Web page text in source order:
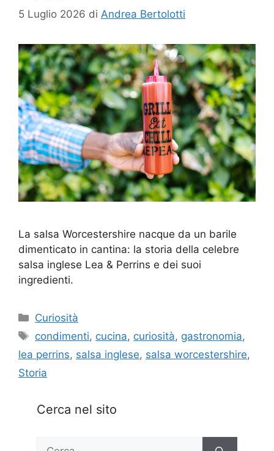
5 Luglio 2026 di Andrea Bertolotti
La salsa Worcestershire nacque da un barile
dimenticato in cantina: la storia della celebre
salsa inglese Lea & Perrins e dei suoi
ingredienti.
Categorie
Curiosità
Tag
condimenti, cucina, curiosità, gastronomia,
lea perrins, salsa inglese, salsa worcestershire,
Storia
Cerca nel sito
Ricerca